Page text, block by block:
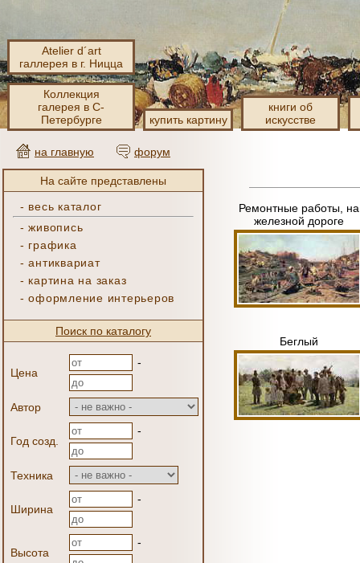
Atelier d´art
галлерея в г. Ницца
Коллекция
галерея в С-
Петербурге
купить картину
книги об
искусстве
на главную форум
На сайте представлены
- весь каталог
-живопись
- графика
-антиквариат
- картина на заказ
-оформление интерьеров
Поиск по каталогу
Цена
-
Автор
Год созд.
-
Техника
Ширина
-
Высота
-
Ремонтные работы, на
железной дороге
Беглый